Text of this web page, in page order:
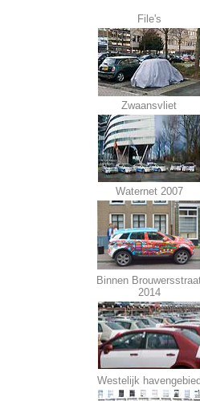
File's
Zwaansvliet
Waternet 2007
Binnen
2014
Westelijk havengebied